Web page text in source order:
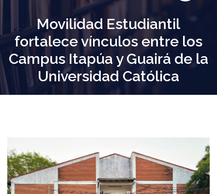
Movilidad Estudiantil
fortalece vínculos entre los
Campus Itapúa y Guairá de la
Universidad Católica